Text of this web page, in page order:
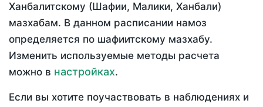
Ханбалитскому (Шафии, Малики, Ханбали)
мазхабам. В данном расписании намоз
определяется по шафиитскому мазхабу.
Изменить используемые методы расчета
можно в настройках.
Если вы хотите поучаствовать в наблюдениях и